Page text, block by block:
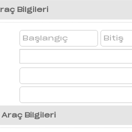
Bilgileri
Bilgileri